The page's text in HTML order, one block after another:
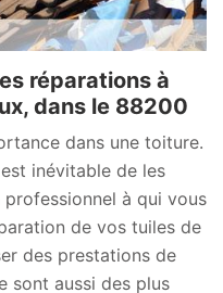
réparations à
dans le 88200
dans une toiture.
inévitable de les
à qui vous
de vos tuiles de
des prestations de
sont aussi des plus